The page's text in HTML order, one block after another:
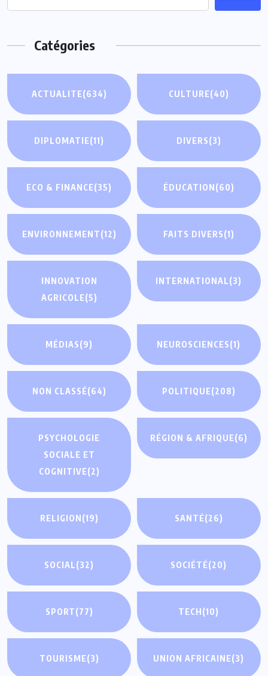
Catégories
ACTUALITE(634) CULTURE(40)
DIPLOMATIE(11) DIVERS(3)
ECO & FINANCE(35) ÉDUCATION(60)
ENVIRONNEMENT(12) FAITS DIVERS(1)
INNOVATION
AGRICOLE(5)
INTERNATIONAL(3)
MÉDIAS(9) NEUROSCIENCES(1)
NON CLASSÉ(64) POLITIQUE(208)
PSYCHOLOGIE
SOCIALE ET
COGNITIVE(2)
RÉGION & AFRIQUE(6)
RELIGION(19) SANTÉ(26)
SOCIAL(32) SOCIÉTÉ(20)
SPORT(77) TECH(10)
TOURISME(3) UNION AFRICAINE(3)